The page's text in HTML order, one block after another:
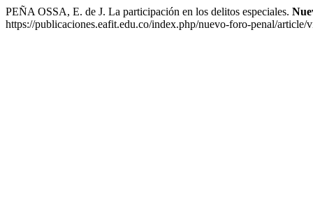
PEÑA OSSA, E. de J. La participación en los delitos especiales.
https://publicaciones.eafit.edu.co/index.php/nuevo-foro-penal/article/